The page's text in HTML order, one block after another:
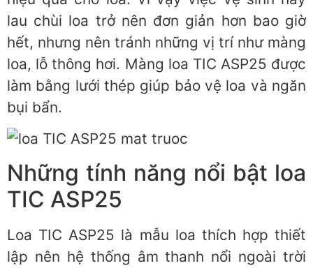
lau chùi loa trở nên đơn giản hơn bao giờ
hết, nhưng nên tránh những vị trí như màng
loa, lỗ thông hơi. Màng loa TIC ASP25 được
làm bằng lưới thép giúp bảo vệ loa và ngăn
bụi bẩn.
Những tính năng nổi bật loa
TIC ASP25
Loa TIC ASP25 là mẫu loa thích hợp thiết
lập nên hệ thống âm thanh nổi ngoài trời